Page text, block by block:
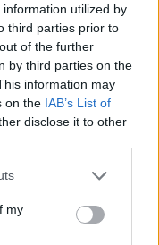
utilized by
third parties prior to
of the further
by third parties on the
information may
on the IAB’s List of
disclose it to other
my
jogo do Porto, Pedro
as nomeações